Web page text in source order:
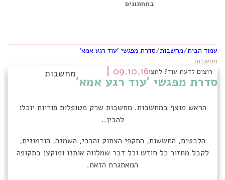
בתחתונים
עמוד הבית/מחשבות/סדרת מפגשי 'עוד רגע אמא'
מחשבות
רוצים לדעת עוד? לחצו09.10.16
סדרת מפגשי 'עוד רגע אמא'
מחשבות
הראש מוצף במחשבות. מחשבות שרק מטופלות פוריות יוכלו
להבין..
הלבטים, החששות, התקפי הצחוק והבכי, השמנה, הורמונים,
לקבל מחזור כל חודש וכל דבר שמלווה אותנו ומוקצן בתקופה
המאתגרת הזאת.